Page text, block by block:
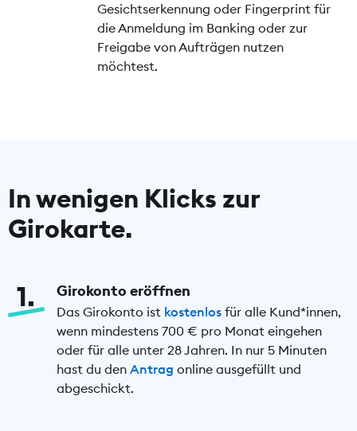
Gesichtserkennung oder Fingerprint für
die Anmeldung im Banking oder zur
Freigabe von Aufträgen nutzen
möchtest.
In wenigen Klicks zur
Girokarte.
1 Girokonto eröffnen
Das Girokonto ist kostenlosfür alle Kund*innen,
wenn mindestens 700 € pro Monat eingehen
oder für alle unter 28 Jahren. In nur 5 Minuten
hast du den Antrag online ausgefüllt und
abgeschickt.